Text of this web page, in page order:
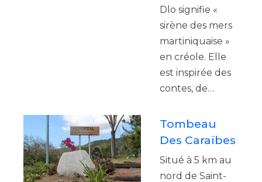
Dlo signifie «
sirène des mers
martiniquaise »
en créole. Elle
est inspirée des
contes, de…
Tombeau
Des Caraïbes
Situé à 5 km au
nord de Saint-